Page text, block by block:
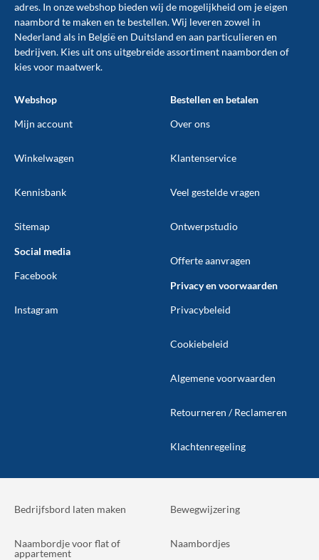
adres. In onze webshop bieden wij de mogelijkheid om je eigen
naambord te maken en te bestellen. Wij leveren zowel in
Nederland als in België en Duitsland en aan particulieren en
bedrijven. Kies uit ons uitgebreide assortiment naamborden of
kies voor maatwerk.
Webshop
Mijn account
Winkelwagen
Kennisbank
Sitemap
Social media
Facebook
Instagram
Bestellen en betalen
Over ons
Klantenservice
Veel gestelde vragen
Ontwerpstudio
Offerte aanvragen
Privacy en voorwaarden
Privacybeleid
Cookiebeleid
Algemene voorwaarden
Retourneren / Reclameren
Klachtenregeling
Bedrijfsbord laten maken
Naambordje voor flat of
appartement
Bewegwijzering
Naambordjes